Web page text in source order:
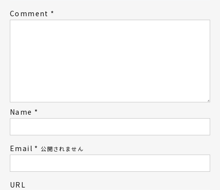
Comment *
Name *
Email * 公開されません
URL